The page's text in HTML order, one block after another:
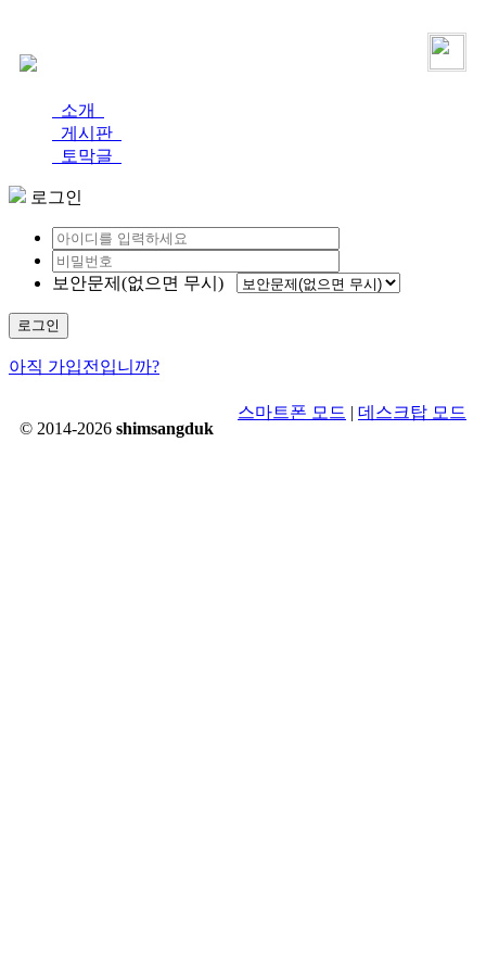
소개
게시판
토막글
로그인
보안문제(없으면 무시)
로그인
아직 가입전입니까?
© 2014-2026 shimsangduk
스마트폰 모드 | 데스크탑 모드